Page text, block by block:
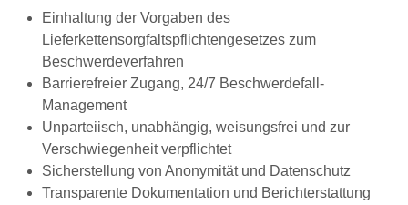
Einhaltung der Vorgaben des
Lieferkettensorgfaltspflichtengesetzes zum
Beschwerdeverfahren
Barrierefreier Zugang, 24/7 Beschwerdefall-
Management
Unparteiisch, unabhängig, weisungsfrei und zur
Verschwiegenheit verpflichtet
Sicherstellung von Anonymität und Datenschutz
Transparente Dokumentation und Berichterstattung